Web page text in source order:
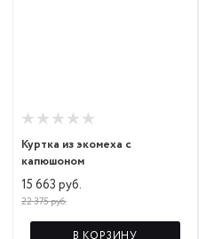
Куртка из экомеха с
капюшоном
15 663 руб.
22 375 руб.
В КОРЗИНУ